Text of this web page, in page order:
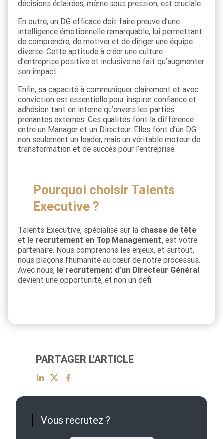
décisions éclairées, même sous pression, est cruciale.
En outre, un DG efficace doit faire preuve d’une
intelligence émotionnelle remarquable, lui permettant
de comprendre, de motiver et de diriger une équipe
diverse. Cette aptitude à créer une culture
d’entreprise positive et inclusive ne fait qu’augmenter
son impact.
Enfin, sa capacité à communiquer clairement et avec
conviction est essentielle pour inspirer confiance et
adhésion tant en interne qu’envers les parties
prenantes externes. Ces qualités font la différence
entre un Manager et un Directeur. Elles font d’un DG
non seulement un leader, mais un véritable moteur de
transformation et de succès pour l’entreprise.
Pourquoi choisir Talents
Executive ?
Talents Executive, spécialisé sur la chasse de tête
et le recrutement en Top Management, est votre
partenaire. Nous comprenons les enjeux, et surtout,
nous plaçons l’humanité au cœur de notre processus.
Avec nous, le recrutement d’un Directeur Général
devient une opportunité, et non un défi.
PARTAGER L'ARTICLE
Vous recrutez ?